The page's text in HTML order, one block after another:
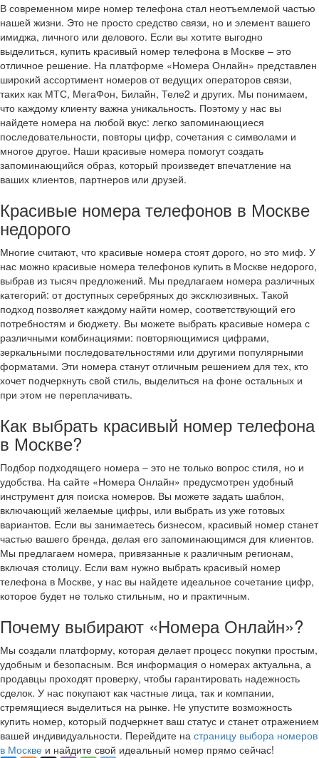
В современном мире номер телефона стал неотъемлемой частью
нашей жизни. Это не просто средство связи, но и элемент вашего
имиджа, личного или делового. Если вы хотите выгодно
выделиться, купить красивый номер телефона в Москве – это
отличное решение. На платформе «Номера Онлайн» представлен
широкий ассортимент номеров от ведущих операторов связи,
таких как МТС, МегаФон, Билайн, Теле2 и других. Мы понимаем,
что каждому клиенту важна уникальность. Поэтому у нас вы
найдете номера на любой вкус: легко запоминающиеся
последовательности, повторы цифр, сочетания с символами и
многое другое. Наши красивые номера помогут создать
запоминающийся образ, который произведет впечатление на
ваших клиентов, партнеров или друзей.
Красивые номера телефонов в Москве
недорого
Многие считают, что красивые номера стоят дорого, но это миф. У
нас можно красивые номера телефонов купить в Москве недорого,
выбрав из тысяч предложений. Мы предлагаем номера различных
категорий: от доступных серебряных до эксклюзивных. Такой
подход позволяет каждому найти номер, соответствующий его
потребностям и бюджету. Вы можете выбрать красивые номера с
различными комбинациями: повторяющимися цифрами,
зеркальными последовательностями или другими популярными
форматами. Эти номера станут отличным решением для тех, кто
хочет подчеркнуть свой стиль, выделиться на фоне остальных и
при этом не переплачивать.
Как выбрать красивый номер телефона
в Москве?
Подбор подходящего номера – это не только вопрос стиля, но и
удобства. На сайте «Номера Онлайн» предусмотрен удобный
инструмент для поиска номеров. Вы можете задать шаблон,
включающий желаемые цифры, или выбрать из уже готовых
вариантов. Если вы занимаетесь бизнесом, красивый номер станет
частью вашего бренда, делая его запоминающимся для клиентов.
Мы предлагаем номера, привязанные к различным регионам,
включая столицу. Если вам нужно выбрать красивый номер
телефона в Москве, у нас вы найдете идеальное сочетание цифр,
которое будет не только стильным, но и практичным.
Почему выбирают «Номера Онлайн»?
Мы создали платформу, которая делает процесс покупки простым,
удобным и безопасным. Вся информация о номерах актуальна, а
продавцы проходят проверку, чтобы гарантировать надежность
сделок. У нас покупают как частные лица, так и компании,
стремящиеся выделиться на рынке. Не упустите возможность
купить номер, который подчеркнет ваш статус и станет отражением
вашей индивидуальности. Перейдите на страницу выбора номеров
в Москве и найдите свой идеальный номер прямо сейчас!